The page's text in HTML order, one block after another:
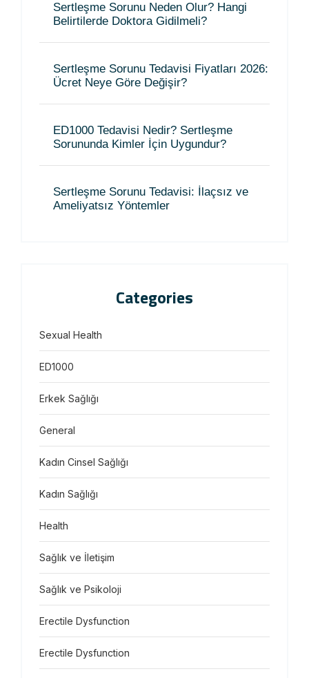
Sertleşme Sorunu Neden Olur? Hangi
Belirtilerde Doktora Gidilmeli?
Sertleşme Sorunu Tedavisi Fiyatları 2026:
Ücret Neye Göre Değişir?
ED1000 Tedavisi Nedir? Sertleşme
Sorununda Kimler İçin Uygundur?
Sertleşme Sorunu Tedavisi: İlaçsız ve
Ameliyatsız Yöntemler
Categories
Sexual Health
ED1000
Erkek Sağlığı
General
Kadın Cinsel Sağlığı
Kadın Sağlığı
Health
Sağlık ve İletişim
Sağlık ve Psikoloji
Erectile Dysfunction
Erectile Dysfunction